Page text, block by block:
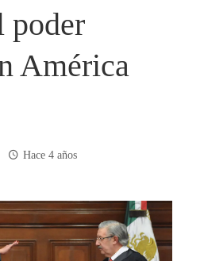
poder
América
Hace 4 años